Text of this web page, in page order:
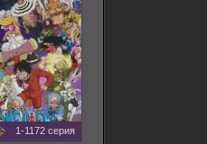
1-1172 серия